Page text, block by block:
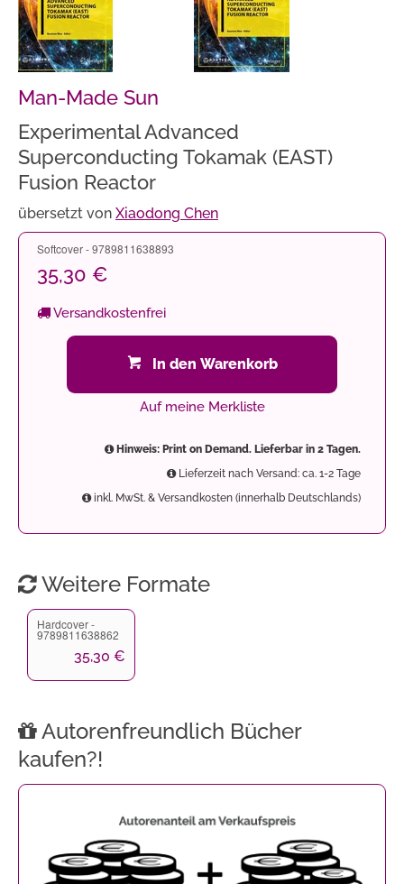
Man-Made Sun
Experimental Advanced
Superconducting Tokamak (EAST)
Fusion Reactor
übersetzt von Xiaodong Chen
Softcover - 9789811638893
35,30 €
Versandkostenfrei
In den Warenkorb
Auf meine Merkliste
Hinweis: Print on Demand. Lieferbar in 2 Tagen.
Lieferzeit nach Versand: ca. 1-2 Tage
inkl. MwSt. & Versandkosten (innerhalb Deutschlands)
Weitere Formate
Hardcover -
9789811638862
35,30 €
Autorenfreundlich Bücher
kaufen?!